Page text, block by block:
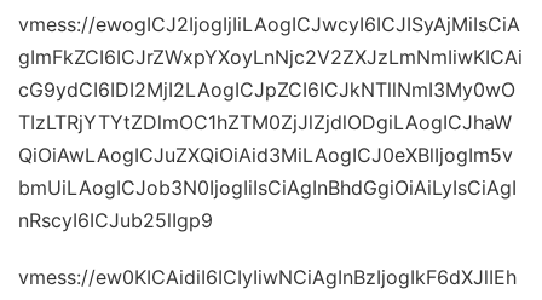
vmess://ewogICJ2IjogIjIiLAogICJwcyI6ICJISyAjMiIsCiA
gImFkZCI6ICJrZWxpYXoyLnNjc2V2ZXJzLmNmIiwKICAi
cG9ydCI6IDI2MjI2LAogICJpZCI6ICJkNTllNmI3My0wO
TIzLTRjYTYtZDlmOC1hZTM0ZjJlZjdlODgiLAogICJhaW
QiOiAwLAogICJuZXQiOiAid3MiLAogICJ0eXBlIjogIm5v
bmUiLAogICJob3N0IjogIiIsCiAgInBhdGgiOiAiLyIsCiAgI
nRscyI6ICJub25lIgp9
vmess://ew0KICAidiI6ICIyIiwNCiAgInBzIjogIkF6dXJlIEh